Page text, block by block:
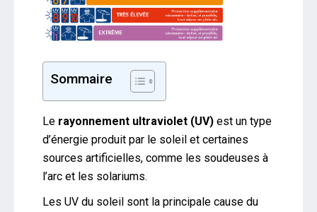
Sommaire
Le rayonnement ultraviolet (UV) est un type
d’énergie produit par le soleil et certaines
sources artificielles, comme les soudeuses à
l’arc et les solariums.
Les UV du soleil sont la principale cause du